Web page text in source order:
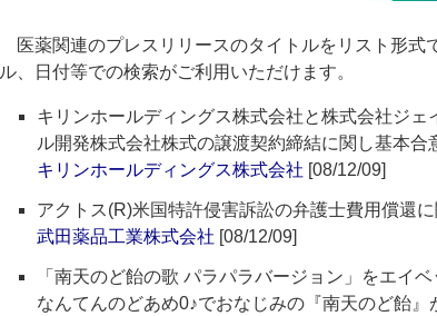
医薬関連のプレスリリースのタイトルをリスト形式
ル、日付等での検索がご利用いただけます。
キリンホールディングス株式会社と株式会社ジ
ル開発株式会社株式の譲渡契約締結に関し基本合
キリンホールディングス株式会社 [08/12/09]
アクトス(R)米国特許侵害訴訟の弁護士費用償還
武田薬品工業株式会社 [08/12/09]
「南天のど飴の歌 パラパラバージョン」をエイ
なんてんのどあめ0♪でおなじみの『南天のど飴